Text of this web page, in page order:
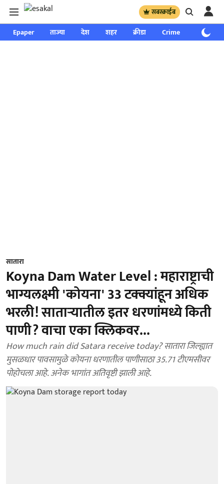
सबस्क्राईब
Epaper ताज्या देश शहर क्रीडा Crime साप्ताहिक
सातारा
Koyna Dam Water Level : महाराष्ट्राची
भाग्यलक्ष्मी 'कोयना' 33 टक्क्यांहून अधिक
भरली! साताऱ्यातील इतर धरणांमध्ये किती
पाणी? वाचा एका क्लिकवर...
How much rain did Satara receive today? सातारा जिल्ह्यात
मुसळधार पावसामुळे कोयना धरणातील पाणीसाठा 35.71 टीएमसीवर
पोहोचला आहे. अनेक भागांत अतिवृष्टी झाली आहे.